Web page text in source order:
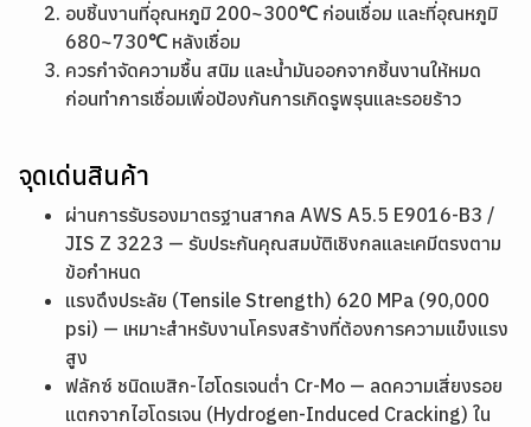
อบชิ้นงานที่อุณหภูมิ 200~300℃ ก่อนเชื่อม และที่อุณหภูมิ
680~730℃ หลังเชื่อม
ควรกำจัดความชื้น สนิม และน้ำมันออกจากชิ้นงานให้หมด
ก่อนทำการเชื่อมเพื่อป้องกันการเกิดรูพรุนและรอยร้าว
จุดเด่นสินค้า
ผ่านการรับรองมาตรฐานสากล AWS A5.5 E9016-B3 /
JIS Z 3223 — รับประกันคุณสมบัติเชิงกลและเคมีตรงตาม
ข้อกำหนด
แรงดึงประลัย (Tensile Strength) 620 MPa (90,000
psi) — เหมาะสำหรับงานโครงสร้างที่ต้องการความแข็งแรง
สูง
ฟลักซ์ ชนิดเบสิก-ไฮโดรเจนต่ำ Cr-Mo — ลดความเสี่ยงรอย
แตกจากไฮโดรเจน (Hydrogen-Induced Cracking) ใน